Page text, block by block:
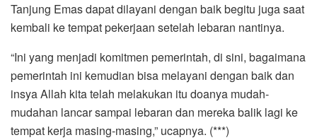
Tanjung Emas dapat dilayani dengan baik begitu juga saat
kembali ke tempat pekerjaan setelah lebaran nantinya.
“Ini yang menjadi komitmen pemerintah, di sini, bagaimana
pemerintah ini kemudian bisa melayani dengan baik dan
insya Allah kita telah melakukan itu doanya mudah-
mudahan lancar sampai lebaran dan mereka balik lagi ke
tempat kerja masing-masing,” ucapnya. (***)